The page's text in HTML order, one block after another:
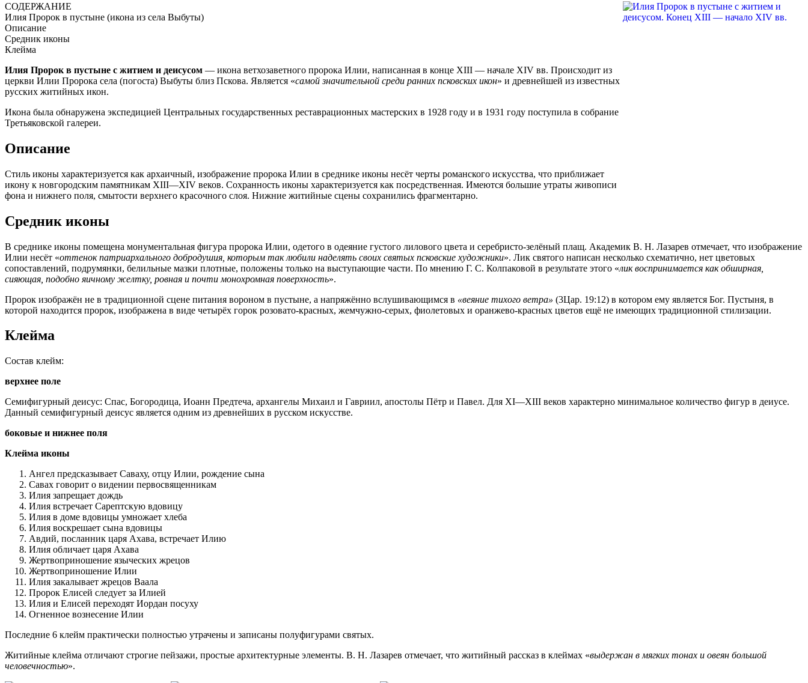
СОДЕРЖАНИЕ
Илия Пророк в пустыне (икона из села Выбуты)
Описание
Средник иконы
Клейма
Илия Пророк в пустыне с житием и деисусом — икона ветхозаветного пророка Илии, написанная в конце XIII — начале XIV вв. Происходит из
церкви Илии Пророка села (погоста) Выбуты близ Пскова. Является «самой значительной среди ранних псковских икон» и древнейшей из известных
русских житийных икон.
Икона была обнаружена экспедицией Центральных государственных реставрационных мастерских в 1928 году и в 1931 году поступила в собрание
Третьяковской галереи.
Описание
Стиль иконы характеризуется как архаичный, изображение пророка Илии в среднике иконы несёт черты романского искусства, что приближает
икону к новгородским памятникам XIII—XIV веков. Сохранность иконы характеризуется как посредственная. Имеются большие утраты живописи
фона и нижнего поля, смытости верхнего красочного слоя. Нижние житийные сцены сохранились фрагментарно.
Средник иконы
В среднике иконы помещена монументальная фигура пророка Илии, одетого в одеяние густого лилового цвета и серебристо-зелёный плащ. Академик В. Н. Лазарев отмечает, что изображение
Илии несёт «оттенок патриархального добродушия, которым так любили наделять своих святых псковские художники». Лик святого написан несколько схематично, нет цветовых
сопоставлений, подрумянки, белильные мазки плотные, положены только на выступающие части. По мнению Г. С. Колпаковой в результате этого «лик воспринимается как обширная,
сияющая, подобно яичному желтку, ровная и почти монохромная поверхность».
Пророк изображён не в традиционной сцене питания вороном в пустыне, а напряжённо вслушивающимся в «веяние тихого ветра» (3Цар. 19:12) в котором ему является Бог. Пустыня, в
которой находится пророк, изображена в виде четырёх горок розовато-красных, жемчужно-серых, фиолетовых и оранжево-красных цветов ещё не имеющих традиционной стилизации.
Клейма
Состав клейм:
верхнее поле
Семифигурный деисус: Спас, Богородица, Иоанн Предтеча, архангелы Михаил и Гавриил, апостолы Пётр и Павел. Для XI—XIII веков характерно минимальное количество фигур в деиусе.
Данный семифигурный деисус является одним из древнейших в русском искусстве.
боковые и нижнее поля
Клейма иконы
Ангел предсказывает Саваху, отцу Илии, рождение сына
Савах говорит о видении первосвященникам
Илия запрещает дождь
Илия встречает Сарептскую вдовицу
Илия в доме вдовицы умножает хлеба
Илия воскрешает сына вдовицы
Авдий, посланник царя Ахава, встречает Илию
Илия обличает царя Ахава
Жертвоприношение языческих жрецов
Жертвоприношение Илии
Илия закалывает жрецов Ваала
Пророк Елисей следует за Илией
Илия и Елисей переходят Иордан посуху
Огненное вознесение Илии
Последние 6 клейм практически полностью утрачены и записаны полуфигурами святых.
Житийные клейма отличают строгие пейзажи, простые архитектурные элементы. В. Н. Лазарев отмечает, что житийный рассказ в клеймах «выдержан в мягких тонах и овеян большой
человечностью».